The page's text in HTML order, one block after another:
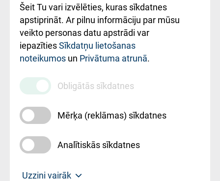
Rekvizīti un
ārstniecības
iestādes kods
010000234
Maksas
pakalpojumu
cenrādis
Šeit Tu vari izvēlēties, kuras sīkdatnes
apstiprināt. Ar pilnu informāciju par mūsu
veikto personas datu apstrādi var
iepazītiesSīkdatņu lietošanas
noteikumos un Privātuma atrunā.
Obligātās sīkdatnes
Mērķa (reklāmas) sīkdatnes
Analītiskās sīkdatnes
Uzzini vairāk